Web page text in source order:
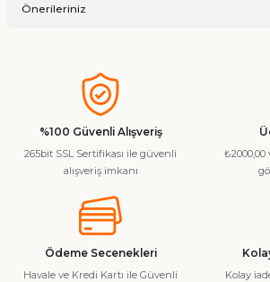
Önerileriniz
konularda yetersiz gördüğünüz noktaları
kullanarak tarafımıza iletebilirsiniz.
Görüş ve önerileriniz için teşekkür ederiz.
Ürün resmi kalitesiz, bozuk veya
Ürün bilgilerinde hatalar bulunuyor.
Ürün fiyatı diğer sitelerden daha pahalı.
%100 Güvenli Alışveriş
265bit SSL Sertifikası ile güvenli
alışveriş imkanı
Ödeme Secenekleri
Havale ve Kredi Kartı ile Güvenli
Kolay